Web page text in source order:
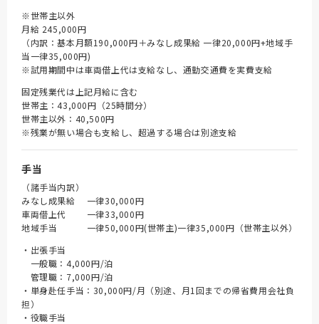
※世帯主以外
月給 245,000円
（内訳：基本月額190,000円＋みなし成果給 一律20,000円+地域手
当一律35,000円)
※試用期間中は車両借上代は支給なし、通勤交通費を実費支給
固定残業代は上記月給に含む
世帯主：43,000円（25時間分）
世帯主以外：40,500円
※残業が無い場合も支給し、超過する場合は別途支給
手当
（諸手当内訳）
みなし成果給 一律30,000円
車両借上代 一律33,000円
地域手当 一律50,000円(世帯主)一律35,000円（世帯主以外）
・出張手当
一般職：4,000円/泊
管理職：7,000円/泊
・単身赴任手当：30,000円/月（別途、月1回までの帰省費用会社負
担）
・役職手当